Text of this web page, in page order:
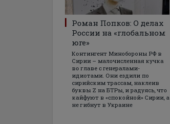
Роман Попков: О делах
России на «глобальном
юге»
Контингент Минобороны РФ в
Сирии – малочисленная кучка
во главе с генералами-
идиотами. Они ездили по
сирийским трассам, наклеив
буквы Z на БТРы, и радуясь, что
кайфуют в «спокойной» Сирии, а
не гибнут в Украине